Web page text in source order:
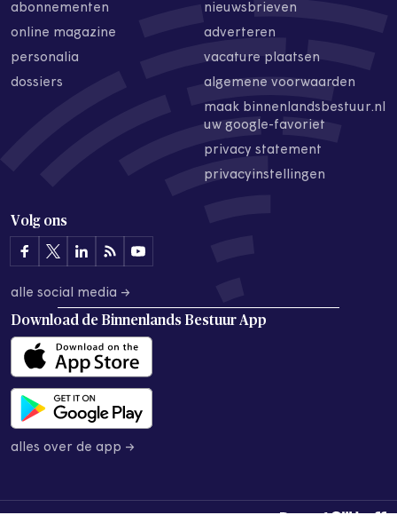
abonnementen
online magazine
personalia
dossiers
nieuwsbrieven
adverteren
vacature plaatsen
algemene voorwaarden
maak binnenlandsbestuur.nl
uw google-favoriet
privacy statement
privacyinstellingen
Volg ons
alle social media →
Download de Binnenlands Bestuur App
alles over de app →